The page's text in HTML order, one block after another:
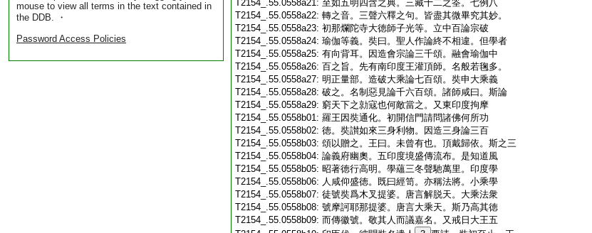
mouse to view all terms in the text contained in
the DDB. ・
Password Access Policies
T2154_.55.0558a21: 至如五明四含之典。三藏十二之筌。七例八
T2154_.55.0558a22: 轉之音。三聲六釋之句。皆盡其微畢究其妙。
T2154_.55.0558a23: 初那爛陀寺大徳師子光等。立中百論宗破
T2154_.55.0558a24: 瑜伽等義。奘曰。聖人作論終不相違。但學者
T2154_.55.0558a25: 有向背耳。因造會宗論三千頌。融會瑜伽中
T2154_.55.0558a26: 百之旨。先有南印度王灌頂師。名般若毱多。
T2154_.55.0558a27: 明正量部。造破大乘論七百頌。奘申大乘義
T2154_.55.0558a28: 破之。名制惡見論千六百頌。諸師咸曰。斯論
T2154_.55.0558a29: 窮天下之勍寇也何敵當之。又東印度拘摩
T2154_.55.0558b01: 羅王因奘通化。初開信門請問諸佛何所功
T2154_.55.0558b02: 徳。奘讃如來三身利物。因造三身論三百
T2154_.55.0558b03: 頌以贈之。王曰。未曾有也。頂戴歸依。斯之三
T2154_.55.0558b04: 論義府幽奧。五印度境盛傳流布。是知道風
T2154_.55.0558b05: 昭著徳行高明。學蘊三冬聲馳萬里。印度學
T2154_.55.0558b06: 人咸仰盛徳。既曰經笥。亦稱法將。小乘學
T2154_.55.0558b07: 徒號奘爲木叉提婆。唐言解脱天。大乘法衆
T2154_.55.0558b08: 號摩訶耶那提婆。唐言大乘天。斯乃高其徳
T2154_.55.0558b09: 而傳徽號。敬其人而議嘉名。又戒日大王五